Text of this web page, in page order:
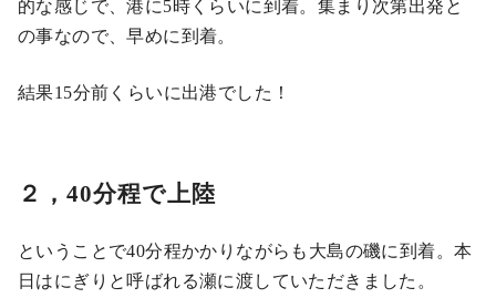
的な感じで、港に5時くらいに到着。集まり次第出発と
の事なので、早めに到着。
結果15分前くらいに出港でした！
２，40分程で上陸
ということで40分程かかりながらも大島の磯に到着。本
日はにぎりと呼ばれる瀬に渡していただきました。